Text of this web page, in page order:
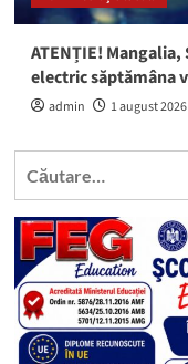
ATENȚIE!
electric săptămâna
admin 1 august 2026
Caută